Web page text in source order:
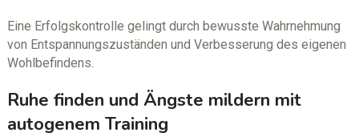
Eine Erfolgskontrolle gelingt durch bewusste Wahrnehmung
von Entspannungszuständen und Verbesserung des eigenen
Wohlbefindens.
Ruhe finden und Ängste mildern mit
autogenem Training